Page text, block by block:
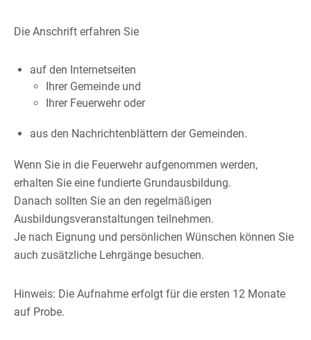
Die Anschrift erfahren Sie
auf den Internetseiten
Ihrer Gemeinde und
Ihrer Feuerwehr oder
aus den Nachrichtenblättern der Gemeinden.
Wenn Sie in die Feuerwehr aufgenommen werden,
erhalten Sie eine fundierte Grundausbildung.
Danach sollten Sie an den regelmäßigen
Ausbildungsveranstaltungen teilnehmen.
Je nach Eignung und persönlichen Wünschen können Sie
auch zusätzliche Lehrgänge besuchen.
Hinweis: Die Aufnahme erfolgt für die ersten 12 Monate
auf Probe.